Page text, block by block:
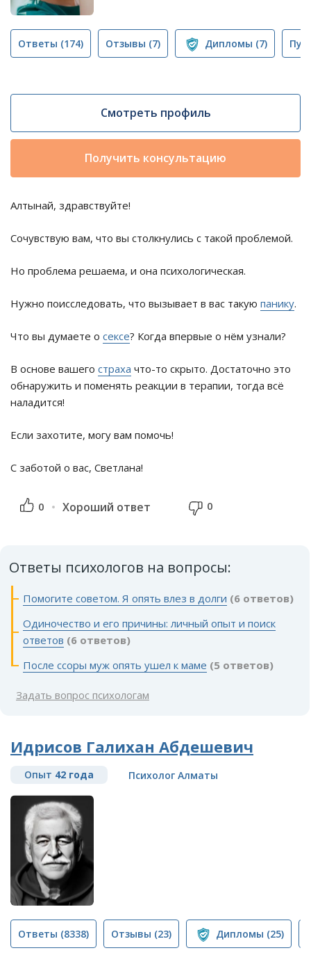
Ответы (174) Отзывы (7) Дипломы (7)
Смотреть профиль
Получить консультацию
Алтынай, здравствуйте!
Сочувствую вам, что вы столкнулись с такой проблемой.
Но проблема решаема, и она психологическая.
Нужно поисследовать, что вызывает в вас такую панику.
Что вы думаете о сексе? Когда впервые о нём узнали?
В основе вашего страха что-то скрыто. Достаточно это
обнаружить и поменять реакции в терапии, тогда всё
наладится!
Если захотите, могу вам помочь!
С заботой о вас, Светлана!
0 Хороший ответ 0
Ответы психологов на вопросы:
Помогите советом. Я опять влез в долги (6 ответов)
Одиночество и его причины: личный опыт и поиск
ответов (6 ответов)
После ссоры муж опять ушел к маме (5 ответов)
Задать вопрос психологам
Идрисов Галихан Абдешевич
Опыт 42 года Психолог Алматы
Ответы (8338) Отзывы (23) Дипломы (25)